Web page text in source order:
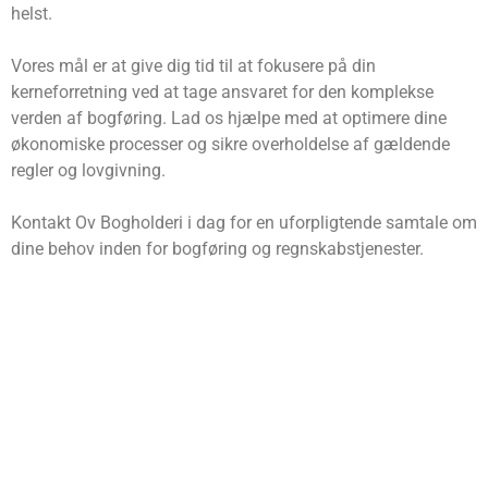
helst.
Vores mål er at give dig tid til at fokusere på din
kerneforretning ved at tage ansvaret for den komplekse
verden af ​​bogføring. Lad os hjælpe med at optimere dine
økonomiske processer og sikre overholdelse af gældende
regler og lovgivning.
Kontakt Ov Bogholderi i dag for en uforpligtende samtale om
dine behov inden for bogføring og regnskabstjenester.